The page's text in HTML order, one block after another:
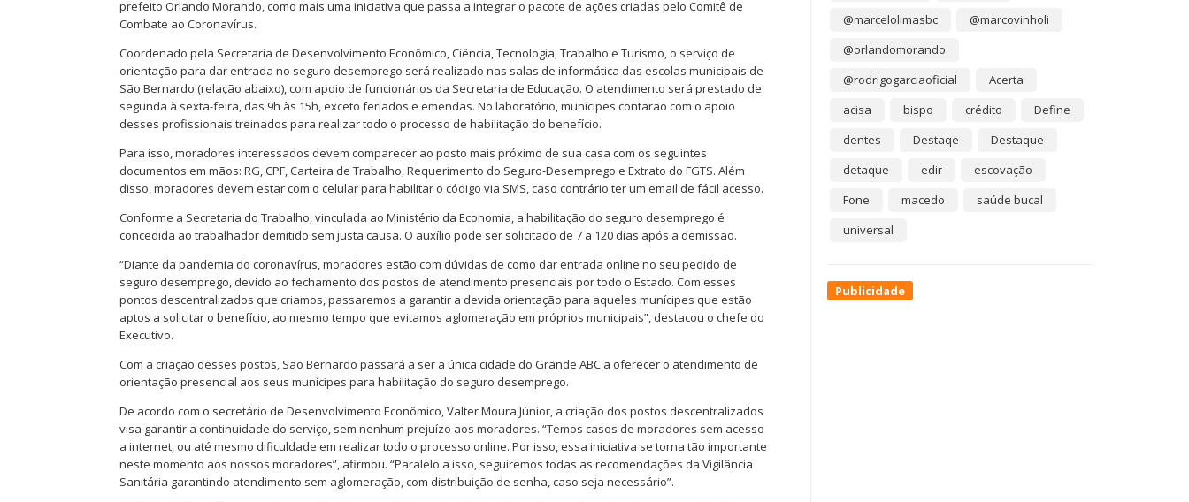
prefeito Orlando Morando, como mais uma iniciativa que passa a integrar o pacote de ações criadas pelo Comitê de
Combate ao Coronavírus.
Coordenado pela Secretaria de Desenvolvimento Econômico, Ciência, Tecnologia, Trabalho e Turismo, o serviço de
orientação para dar entrada no seguro desemprego será realizado nas salas de informática das escolas municipais de
São Bernardo (relação abaixo), com apoio de funcionários da Secretaria de Educação. O atendimento será prestado de
segunda à sexta-feira, das 9h às 15h, exceto feriados e emendas. No laboratório, munícipes contarão com o apoio
desses profissionais treinados para realizar todo o processo de habilitação do benefício.
Para isso, moradores interessados devem comparecer ao posto mais próximo de sua casa com os seguintes
documentos em mãos: RG, CPF, Carteira de Trabalho, Requerimento do Seguro-Desemprego e Extrato do FGTS. Além
disso, moradores devem estar com o celular para habilitar o código via SMS, caso contrário ter um email de fácil acesso.
Conforme a Secretaria do Trabalho, vinculada ao Ministério da Economia, a habilitação do seguro desemprego é
concedida ao trabalhador demitido sem justa causa. O auxílio pode ser solicitado de 7 a 120 dias após a demissão.
“Diante da pandemia do coronavírus, moradores estão com dúvidas de como dar entrada online no seu pedido de
seguro desemprego, devido ao fechamento dos postos de atendimento presenciais por todo o Estado. Com esses
pontos descentralizados que criamos, passaremos a garantir a devida orientação para aqueles munícipes que estão
aptos a solicitar o benefício, ao mesmo tempo que evitamos aglomeração em próprios municipais”, destacou o chefe do
Executivo.
Com a criação desses postos, São Bernardo passará a ser a única cidade do Grande ABC a oferecer o atendimento de
orientação presencial aos seus munícipes para habilitação do seguro desemprego.
De acordo com o secretário de Desenvolvimento Econômico, Valter Moura Júnior, a criação dos postos descentralizados
visa garantir a continuidade do serviço, sem nenhum prejuízo aos moradores. “Temos casos de moradores sem acesso
a internet, ou até mesmo dificuldade em realizar todo o processo online. Por isso, essa iniciativa se torna tão importante
neste momento aos nossos moradores”, afirmou. “Paralelo a isso, seguiremos todas as recomendações da Vigilância
Sanitária garantindo atendimento sem aglomeração, com distribuição de senha, caso seja necessário”.
@marcelolimasbc
@marcovinholi
@orlandomorando
@rodrigogarciaoficial
Acerta
acisa
bispo crédito
Define
dentes
Destaqe
Destaque
detaque
edir
escovação
Fone
macedo
saúde bucal
universal
Publicidade